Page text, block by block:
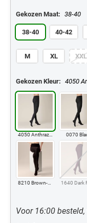
Gekozen Maat: 38-40
38-40 40-42
M XL XXL
Gekozen Kleur: 4050
0070
Voor 16:00